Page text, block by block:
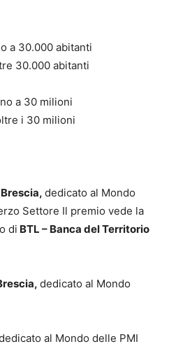
a 30.000 abitanti
30.000 abitanti
a 30 milioni
i 30 milioni
dedicato al Mondo
Settore Il premio vede la
di BTL – Banca del Territorio
dedicato al Mondo
al Mondo delle PMI